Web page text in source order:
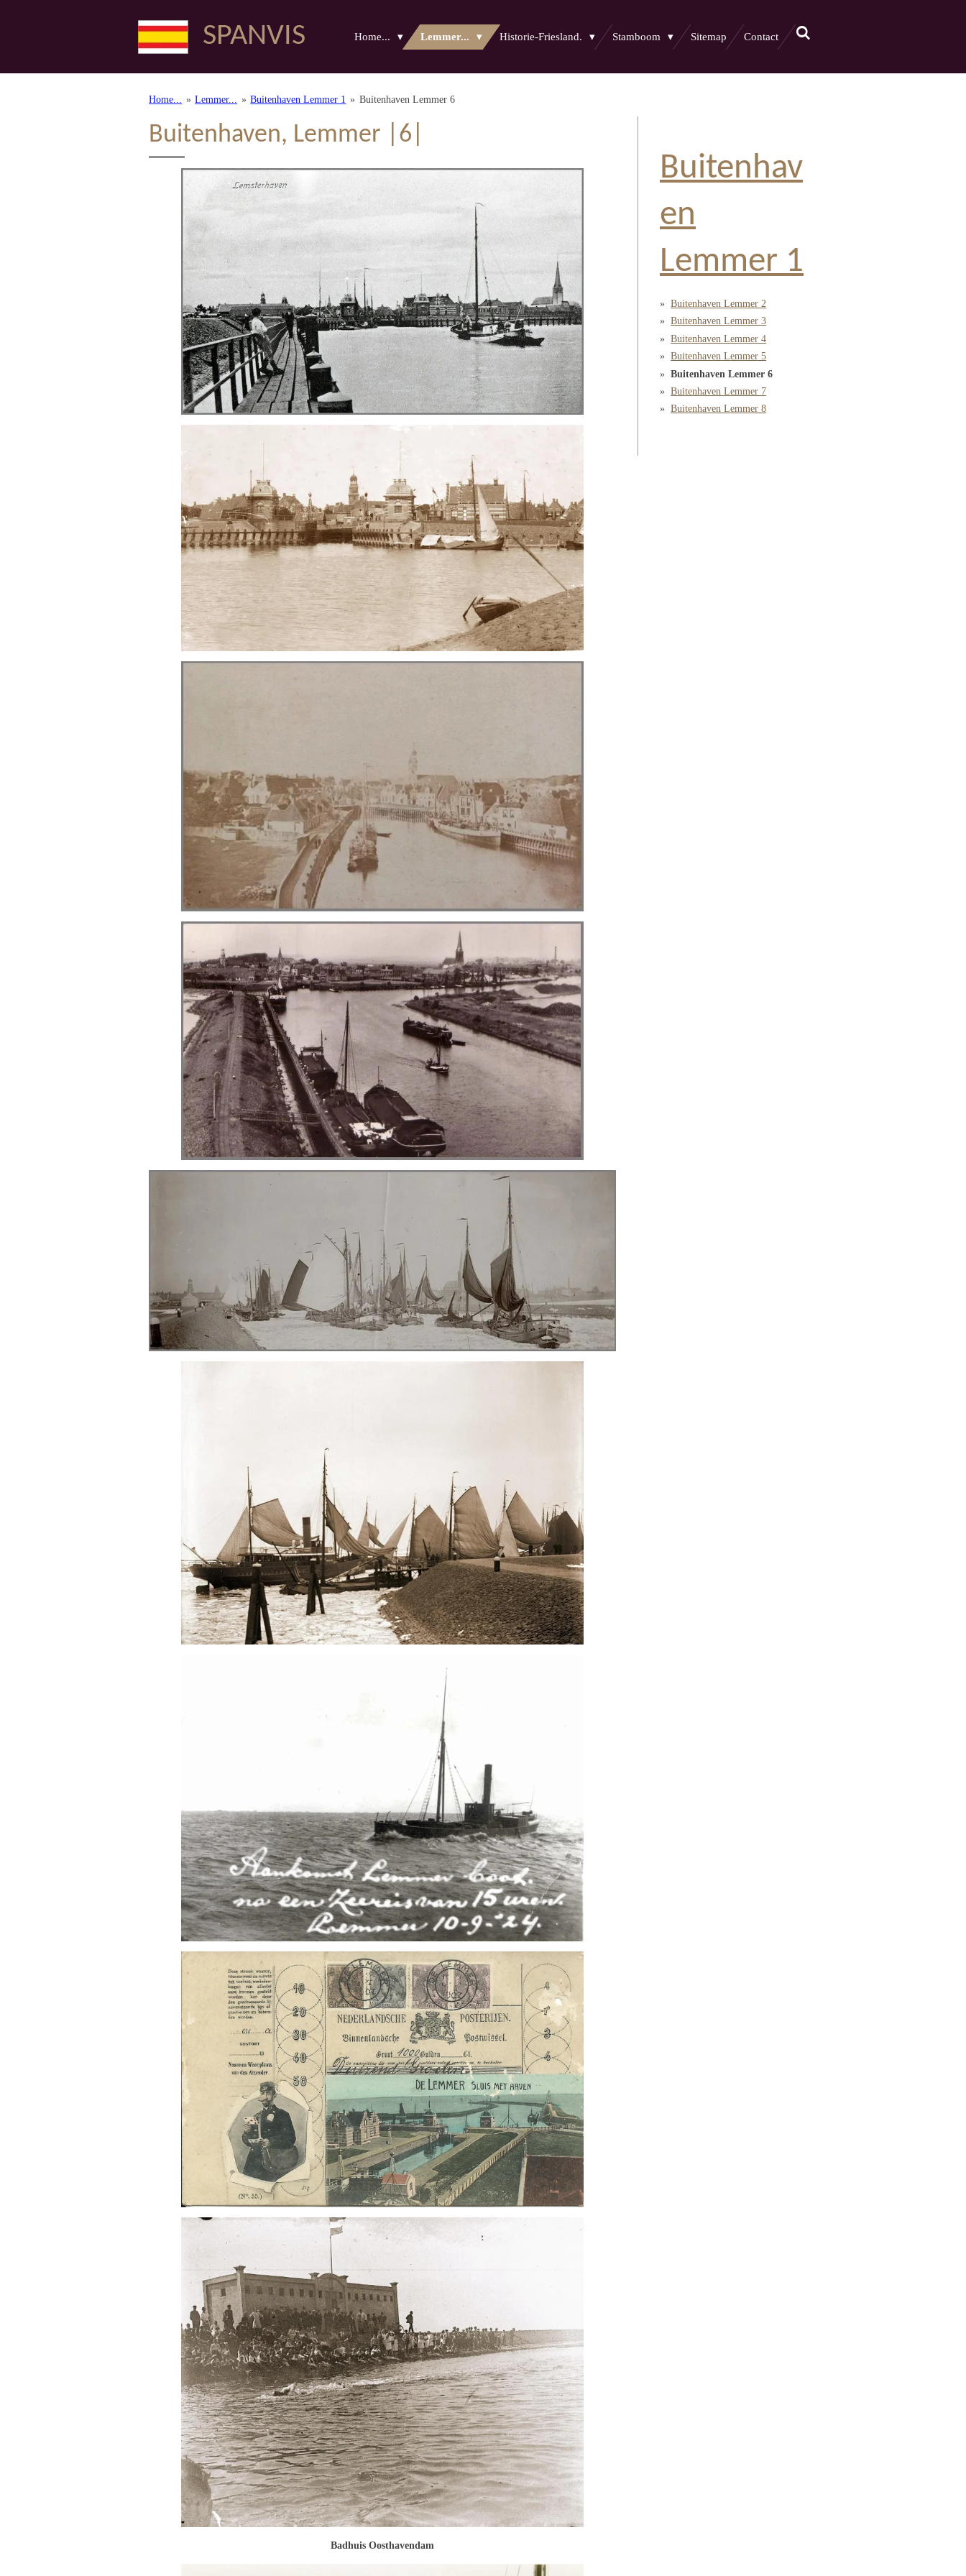
SPANVIS Home... Lemmer... Historie-Friesland. Stamboom Sitemap Contact
Home... » Lemmer... » Buitenhaven Lemmer 1 » Buitenhaven Lemmer 6
Buitenhaven, Lemmer |6|
Badhuis Oosthavendam
Buitenhav
en
Lemmer 1
Buitenhaven Lemmer 2
Buitenhaven Lemmer 3
Buitenhaven Lemmer 4
Buitenhaven Lemmer 5
Buitenhaven Lemmer 6
Buitenhaven Lemmer 7
Buitenhaven Lemmer 8